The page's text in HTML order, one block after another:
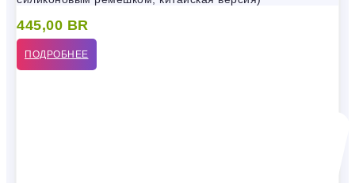
445,00 BR
ПОДРОБНЕЕ